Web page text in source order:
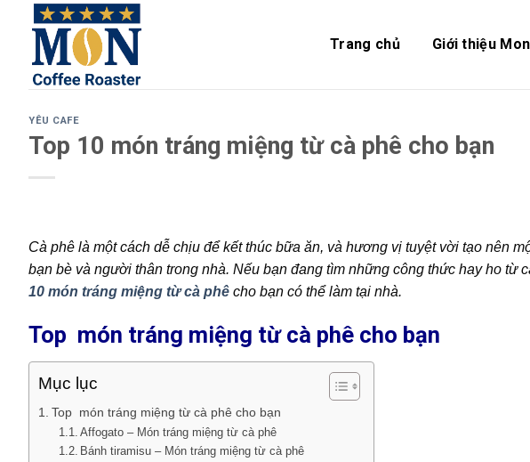
content
Trang chủ Giới thiệu
YÊU CAFE
Top 10 món tráng miệng từ cà phê cho bạn
Cà phê là một cách dễ chịu để kết thúc bữa ăn, và hương vị tuyệt vời tạo nên
bạn bè và người thân trong nhà. Nếu bạn đang tìm những công thức hay ho từ
10 món tráng miệng từ cà phê cho bạn có thể làm tại nhà.
Top món tráng miệng từ cà phê cho bạn
Mục lục
Top món tráng miệng từ cà phê cho bạn
Affogato – Món tráng miệng từ cà phê
Bánh tiramisu – Món tráng miệng từ cà phê